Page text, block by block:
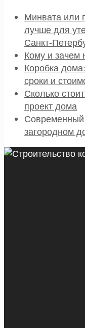
Минвата или
лучше для
Санкт-
Кому и зачем
Коробка
сроки и
Сколько
проект дома
Современный
загородном